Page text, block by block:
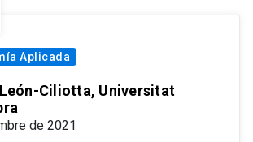
Aplicada
Ciliotta, Universitat
de 2021